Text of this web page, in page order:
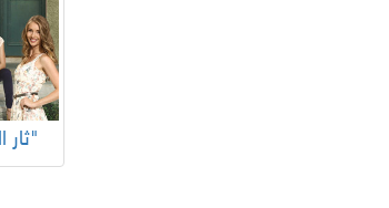
"ثار الاخوة الحلقة 41"